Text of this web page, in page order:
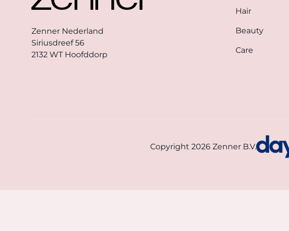
Zenner Nederland
Siriusdreef 56
2132 WT Hoofddorp
Hair
Beauty
Care
Copyright 2026 Zenner B.V.